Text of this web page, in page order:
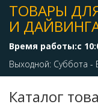
ТОВАРЫ
И
Время работы:с
Выходной: Суббота -
Каталог